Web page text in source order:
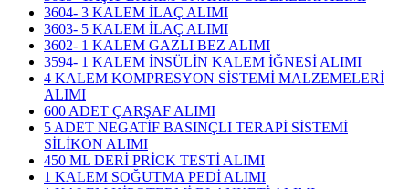
3604- 3 KALEM İLAÇ ALIMI
3603- 5 KALEM İLAÇ ALIMI
3602- 1 KALEM GAZLI BEZ ALIMI
3594- 1 KALEM İNSÜLİN KALEM İĞNESİ ALIMI
4 KALEM KOMPRESYON SİSTEMİ MALZEMELERİ
ALIMI
600 ADET ÇARŞAF ALIMI
5 ADET NEGATİF BASINÇLI TERAPİ SİSTEMİ
SİLİKON ALIMI
450 ML DERİ PRİCK TESTİ ALIMI
1 KALEM SOĞUTMA PEDİ ALIMI